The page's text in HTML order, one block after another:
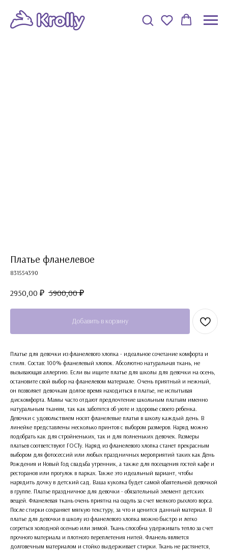
Платье фланелевое
831554390
2950,00 ₽ 5900,00 ₽
Добавить в корзину
Платье для девочки из фланелевого хлопка - идеальное сочетание комфорта и
стиля. Состав: 100% фланелевый хлопок. Абсолютно натуральная ткань, не
вызывающая аллергию. Если вы ищите платье для школы для девочки на осень,
остановите свой выбор на фланелевом материале. Очень приятный и нежный,
он позволяет девочкам долгое время находиться в платье, не испытывая
дискомфорта. Мамы часто отдают предпочтение школьным платьям именно
натуральным тканям, так как заботятся об уюте и здоровье своего ребенка.
Девочки с удовольствием носят фланелевые платья в школу каждый день. В
линейке представлены несколько принтов с выбором размеров. Наряд можно
подобрать как для стройненьких, так и для полненьких девочек. Размеры
платьев соответствуют ГОСТу. Наряд из фланелевого хлопка станет прекрасным
выбором для фотосессий или любых праздничных мероприятий таких как День
Рождения и Новый Год свадьба утренник, а также для посещения гостей кафе и
ресторанов или прогулок в парках. Также это идеальный вариант, чтобы
нарядить дочку в детский сад. Ваша куколка будет самой обаятельной девочкой
в группе. Платье праздничное для девочки - обязательный элемент детских
вещей. Фланелевая ткань очень приятна на ощупь за счет мелкого рыхлого ворса.
После стирки сохраняет мягкую текстуру, за что и ценится данный материал. В
платье для девочки в школу из фланелевого хлопка можно быстро и легко
согреться холодной осенью или зимой. Ткань способна удерживать тепло за счет
прочного материала и плотного переплетения нитей. Фланель является
долговечным материалом и стойко выдерживает стирки. Ткань не растянется,